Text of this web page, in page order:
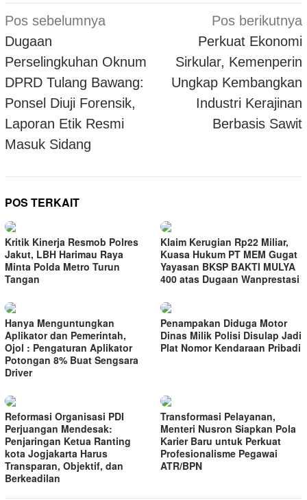
Navigasi
pos
Pos sebelumnya
Dugaan
Perselingkuhan Oknum
DPRD Tulang Bawang:
Ponsel Diuji Forensik,
Laporan Etik Resmi
Masuk Sidang
Pos berikutnya
Perkuat Ekonomi
Sirkular, Kemenperin
Ungkap Kembangkan
Industri Kerajinan
Berbasis Sawit
POS TERKAIT
Kritik Kinerja Resmob Polres
Jakut, LBH Harimau Raya
Minta Polda Metro Turun
Tangan
Klaim Kerugian Rp22 Miliar,
Kuasa Hukum PT MEM Gugat
Yayasan BKSP BAKTI MULYA
400 atas Dugaan Wanprestasi
Hanya Menguntungkan
Aplikator dan Pemerintah,
Ojol : Pengaturan Aplikator
Potongan 8% Buat Sengsara
Driver
Penampakan Diduga Motor
Dinas Milik Polisi Disulap Jadi
Plat Nomor Kendaraan Pribadi
Reformasi Organisasi PDI
Perjuangan Mendesak:
Penjaringan Ketua Ranting
kota Jogjakarta Harus
Transparan, Objektif, dan
Berkeadilan
Transformasi Pelayanan,
Menteri Nusron Siapkan Pola
Karier Baru untuk Perkuat
Profesionalisme Pegawai
ATR/BPN